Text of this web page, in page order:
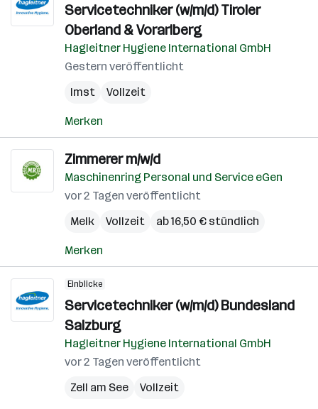
Servicetechniker (w/m/d) Tiroler
Oberland & Vorarlberg
Hagleitner Hygiene International GmbH
Gestern veröffentlicht
Imst
Vollzeit
Merken
Zimmerer m/w/d
Maschinenring Personal und Service eGen
vor 2 Tagen veröffentlicht
Melk
Vollzeit ab 16,50 € stündlich
Merken
Einblicke
Servicetechniker (w/m/d) Bundesland
Salzburg
Hagleitner Hygiene International GmbH
vor 2 Tagen veröffentlicht
Zell am See
Vollzeit